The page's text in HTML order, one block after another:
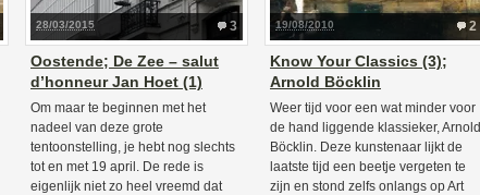
3
28/03/2015
Oostende; De Zee – salut
d’honneur Jan Hoet (1)
Om maar te beginnen met het
nadeel van deze grote
tentoonstelling, je hebt nog slechts
tot en met 19 april. De rede is
eigenlijk niet zo heel vreemd dat
2
19/08/2010
Know Your Classics (3);
Arnold Böcklin
Weer tijd voor een wat minder voor
de hand liggende klassieker, Arnold
Böcklin. Deze kunstenaar lijkt de
laatste tijd een beetje vergeten te
zijn en stond zelfs onlangs op Art